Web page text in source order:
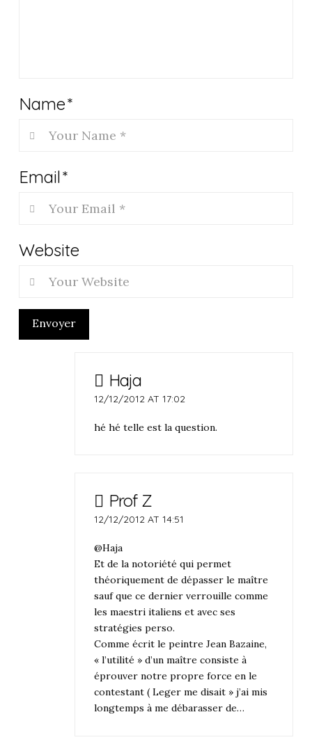
Name*
Email*
Website
Envoyer
Haja
12/12/2012 AT 17:02
hé hé telle est la question.
Prof Z
12/12/2012 AT 14:51
@Haja
Et de la notoriété qui permet
théoriquement de dépasser le maître
sauf que ce dernier verrouille comme
les maestri italiens et avec ses
stratégies perso.
Comme écrit le peintre Jean Bazaine,
« l’utilité » d’un maître consiste à
éprouver notre propre force en le
contestant ( Leger me disait » j’ai mis
longtemps à me débarasser de…